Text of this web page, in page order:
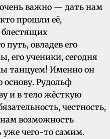
важно — дать нам
прошли её,
блестящих
путь, овладев его
его ученики, сегодня
танцуем! Именно он
основу. Рудольф
и в тело жёсткую
честность,
нам возможность
уже чего-то самим.